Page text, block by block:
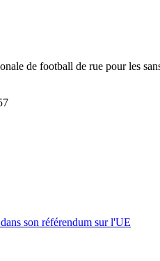
de football de rue pour les
son référendum sur l'UE